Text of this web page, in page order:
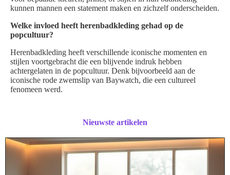
kunnen mannen een statement maken en zichzelf onderscheiden.
Welke invloed heeft herenbadkleding gehad op de
popcultuur?
Herenbadkleding heeft verschillende iconische momenten en
stijlen voortgebracht die een blijvende indruk hebben
achtergelaten in de popcultuur. Denk bijvoorbeeld aan de
iconische rode zwemslip van Baywatch, die een cultureel
fenomeen werd.
Nieuwste artikelen